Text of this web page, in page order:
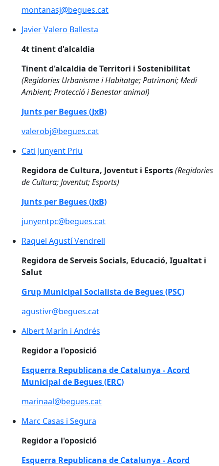
montanasj@begues.cat
Javier Valero Ballesta
Javier Valero Ballesta
4t tinent d'alcaldia
Tinent d'alcaldia de Territori i Sostenibilitat
(Regidories Urbanisme i Habitatge; Patrimoni; Medi
Ambient; Protecció i Benestar animal)
Junts per Begues (JxB)
valerobj@begues.cat
Cati Junyent Priu
Cati Junyent Priu
Regidora de Cultura, Joventut i Esports(Regidories
de Cultura; Joventut; Esports)
Junts per Begues (JxB)
junyentpc@begues.cat
Raquel Agustí Vendrell
Raquel Agustí Vendrell
Regidora de Serveis Socials, Educació, Igualtat i
Salut
Grup Municipal Socialista de Begues (PSC)
agustivr@begues.cat
Albert Marín i Andrés
Albert Marín i Andrés
Regidor a l'oposició
Esquerra Republicana de Catalunya - Acord
Municipal de Begues (ERC)
marinaal@begues.cat
Marc Casas i Segura
Marc Casas i Segura
Regidor a l'oposició
Esquerra Republicana de Catalunya - Acord